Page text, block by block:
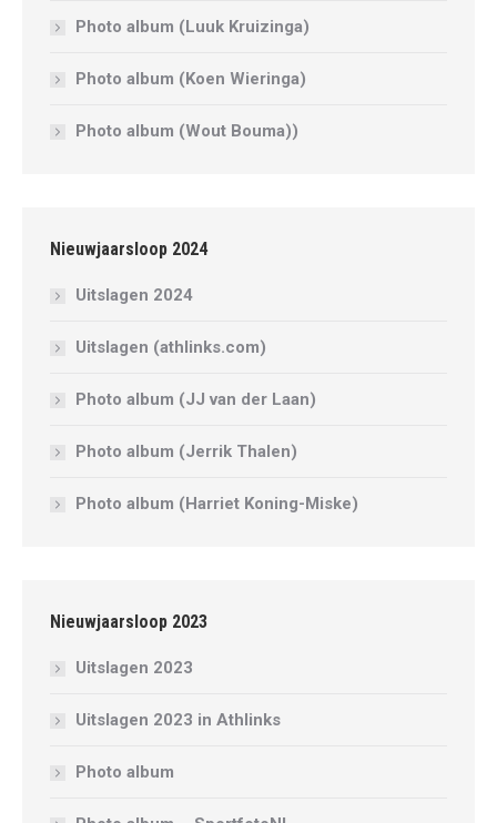
Photo album (Luuk Kruizinga)
Photo album (Koen Wieringa)
Photo album (Wout Bouma))
Nieuwjaarsloop 2024
Uitslagen 2024
Uitslagen (athlinks.com)
Photo album (JJ van der Laan)
Photo album (Jerrik Thalen)
Photo album (Harriet Koning-Miske)
Nieuwjaarsloop 2023
Uitslagen 2023
Uitslagen 2023 in Athlinks
Photo album